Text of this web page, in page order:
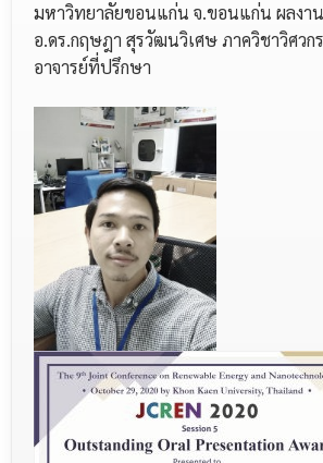
มหาวิทยาลัยขอนแก่น จ.ขอนแก่น ผลงาน
อ.ดร.กฤษฎา สุรวัฒนวิเศษ ภาควิชาวิศวก
อาจารย์ที่ปรึกษา